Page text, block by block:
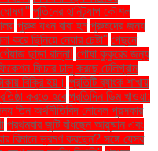
পুতিনের হানিট্র্যাপ কৌশল
পুরুষ যখন বাবা হন পুরুষদের জন্য
করে ছিনিয়ে নেয়ার চেষ্টা" পেছনে
পেঁয়াজ ছাড়া রান্না! পোষা কুকুরের জন্য
ফিচার চালু করছে টেলিগ্রাম
বিক্রি হয়। প্রতিটি ব্যাংক শাখায়
করতে হবে প্রতিদিন ডিম খাওয়া:
তিন অর্থনীতিবিদ নোবেল পুরস্কার
প্রথমবার জুটি বাঁধছেন আয়ুষ্মান এবং
বিমানে ভ্রমণ করছেন? সঙ্গে যেসব